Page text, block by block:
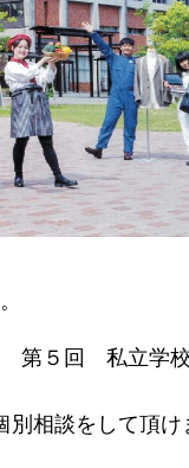
第５回 私立学
相談をして頂け